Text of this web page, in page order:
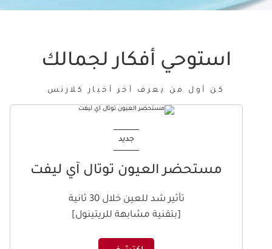
استوحي أفكار لجمالك
كن أول من يعرف آخر أخبار كلارنس
جديد
مستحضر العيون توتال آي ليفت
تأثير شد للعين خلال 30 ثانية
[بتقنية مشابهة للريتينول]